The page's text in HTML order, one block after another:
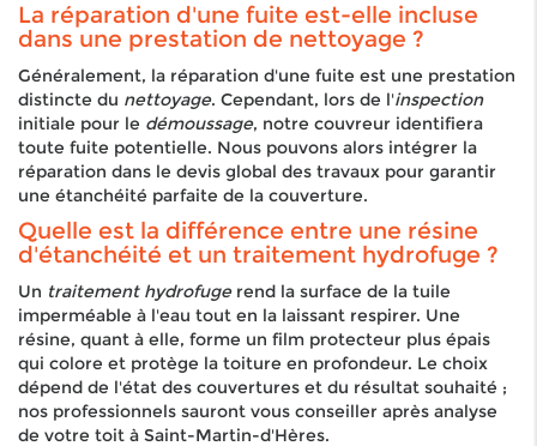
La réparation d'une fuite est-elle incluse
dans une prestation de nettoyage ?
Généralement, la réparation d'une fuite est une prestation
distincte du nettoyage. Cependant, lors de l'inspection
initiale pour le démoussage, notre couvreur identifiera
toute fuite potentielle. Nous pouvons alors intégrer la
réparation dans le devis global des travaux pour garantir
une étanchéité parfaite de la couverture.
Quelle est la différence entre une résine
d'étanchéité et un traitement hydrofuge ?
Un traitement hydrofugerend la surface de la tuile
imperméable à l'eau tout en la laissant respirer. Une
résine, quant à elle, forme un film protecteur plus épais
qui colore et protège la toiture en profondeur. Le choix
dépend de l'état des couvertures et du résultat souhaité ;
nos professionnels sauront vous conseiller après analyse
de votre toit à Saint-Martin-d'Hères.